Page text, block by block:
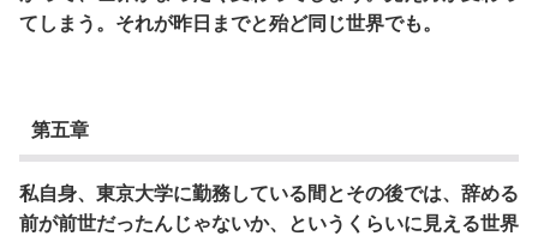
てしまう。それが昨日までと殆ど同じ世界でも。
第五章
私自身、東京大学に勤務している間とその後では、辞める
前が前世だったんじゃないか、というくらいに見える世界